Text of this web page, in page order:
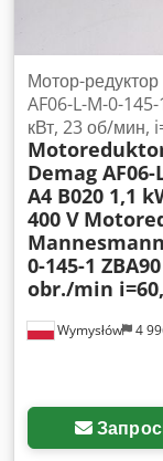
Wymysłów 4
Мотор-
AF06-L-M-0-
кВт, 23 об/мин,
Demag AF06-
A4 B020 1,1
400 V
0-145-1
obr./min